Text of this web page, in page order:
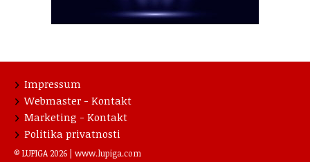
Impressum
Webmaster - Kontakt
Marketing - Kontakt
Politika privatnosti
© LUPIGA 2026 | www.lupiga.com